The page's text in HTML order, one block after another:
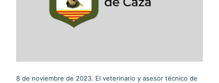
8 de noviembre de 2023. El veterinario y asesor técnico de